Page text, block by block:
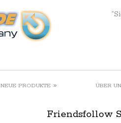
NEUE PRODUKTE » ÜBER
Friendsfollow